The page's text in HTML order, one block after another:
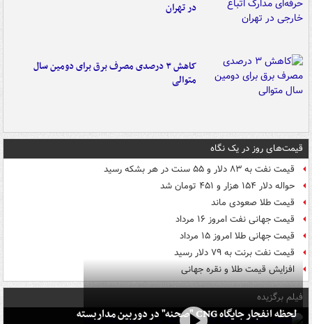
در تهران
کاهش ۳ درصدی مصرف برق برای دومین سال
متوالی
قیمت‌های روز در یک نگاه
قیمت نفت به ۸۳ دلار و ۵۵ سنت در هر بشکه رسید
حواله دلار ۱۵۴ هزار و ۴۵۱ تومان شد
قیمت طلا صعودی ماند
قیمت جهانی نفت امروز ۱۶ مرداد
قیمت جهانی طلا امروز ۱۵ مرداد
قیمت نفت برنت به ۷۹ دلار رسید
افزایش قیمت طلا و نقره جهانی
فیلم برگزیده
لحظه انفجار جایگاه CNG "صحنه" در دوربین مداربسته